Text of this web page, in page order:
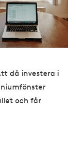
då investera i
och får